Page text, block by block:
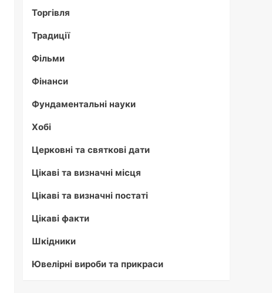
Торгівля
Традиції
Фільми
Фінанси
Фундаментальні науки
Хобі
Церковні та святкові дати
Цікаві та визначні місця
Цікаві та визначні постаті
Цікаві факти
Шкідники
Ювелірні вироби та прикраси